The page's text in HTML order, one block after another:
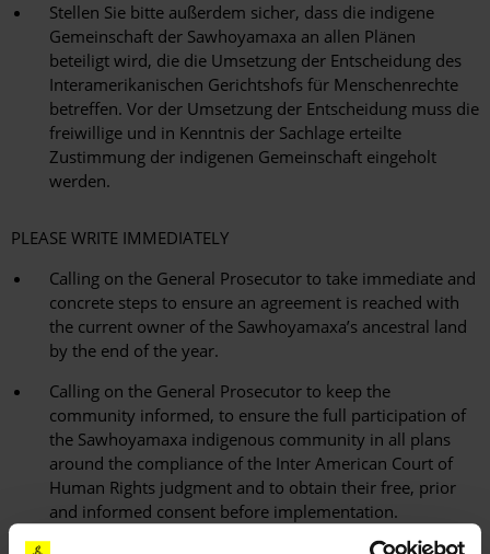
Stellen Sie bitte außerdem sicher, dass die indigene
Gemeinschaft der Sawhoyamaxa an allen Plänen
beteiligt wird, die die Umsetzung der Entscheidung des
Interamerikanischen Gerichtshofs für Menschenrechte
betreffen. Vor der Umsetzung der Entscheidung muss die
freiwillige und in Kenntnis der Sachlage erteilte
Zustimmung der indigenen Gemeinschaft eingeholt
werden.
PLEASE WRITE IMMEDIATELY
Calling on the General Prosecutor to take immediate and
concrete steps to ensure an agreement is reached with
the current owner of the Sawhoyamaxa’s ancestral land
by the end of the year.
Calling on the General Prosecutor to keep the
community informed, to ensure the full participation of
the Sawhoyamaxa indigenous community in all plans
around the compliance of the Inter American Court of
Human Rights judgment and to obtain their free, prior
and informed consent before implementation.